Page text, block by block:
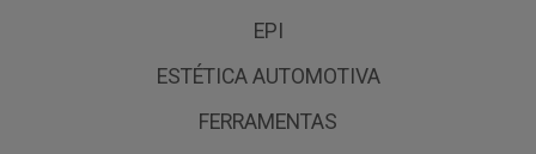
EPI
ESTÉTICA AUTOMOTIVA
FERRAMENTAS